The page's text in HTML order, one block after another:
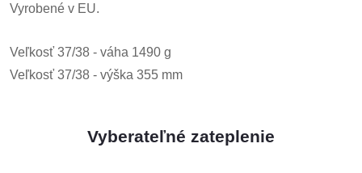
Vyrobené v EU.
Veľkosť 37/38 - váha 1490 g
Veľkosť 37/38 - výška 355 mm
Vyberateľné zateplenie